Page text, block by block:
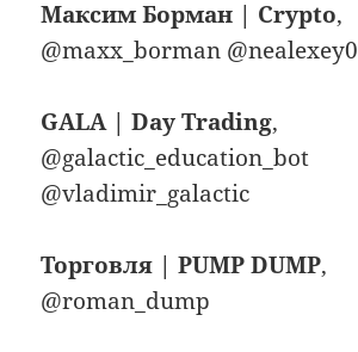
Максим Борман | Crypto,
@maxx_borman @nealexey0
GALA | Day Trading,
@galactic_education_bot
@vladimir_galactic
Торговля | PUMP DUMP,
@roman_dump